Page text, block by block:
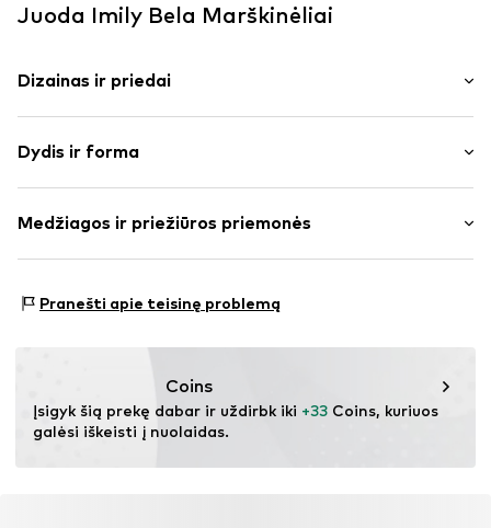
Juoda Imily Bela Marškinėliai
Dizainas ir priedai
plonas trikotažas
V formos iškirptė
Dygsniuotas apvadas / kraštas
Dydis ir forma
Ilgis: Normalaus ilgio
Pritaikomumas: Laisva forma
Dydžių lentelė
Medžiagos ir priežiūros priemonės
Elastanas
Pranešti apie teisinę problemą
Coins
Įsigyk šią prekę dabar ir uždirbk iki +33 Coins, kuriuos
galėsi iškeisti į nuolaidas.